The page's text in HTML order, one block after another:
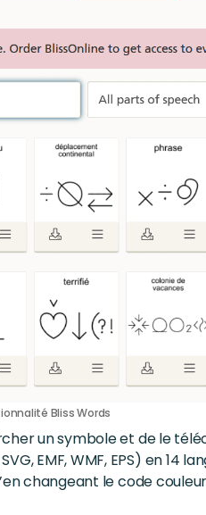
Bliss Words
un symbole et de le
EMF, WMF, EPS) en 14
changeant le code